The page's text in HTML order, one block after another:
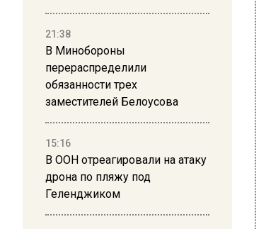
21:38
В Минобороны
перераспределили
обязанности трех
заместителей Белоусова
15:16
В ООН отреагировали на атаку
дрона по пляжу под
Геленджиком